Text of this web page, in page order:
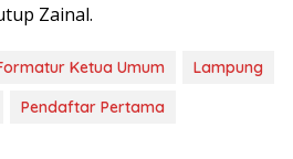
Zainal.
Ketua Umum
Lampung
Pendaftar Pertama